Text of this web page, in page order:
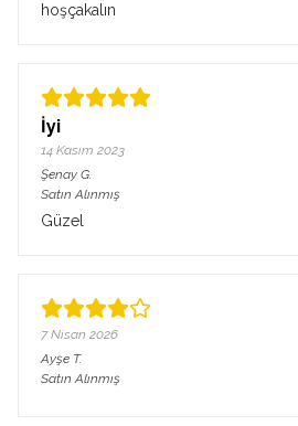
hoşçakalın
İyi
14 Kasım 2023
Şenay G.
Satın Alınmış
Güzel
7 Nisan 2026
Ayşe T.
Satın Alınmış